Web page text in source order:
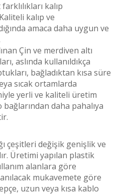
kalıp
kalıp ve
amaca daha uygun ve
Çin ve merdiven altı
aslında kullanıldıkça
bağladıktan kısa süre
sıcak ortamlarda
yerli ve kaliteli üretim
daha pahalıya
çeşitleri değişik genişlik ve
Üretimi yapılan plastik
alanlara göre
mukavemete göre
uzun veya kısa kablo